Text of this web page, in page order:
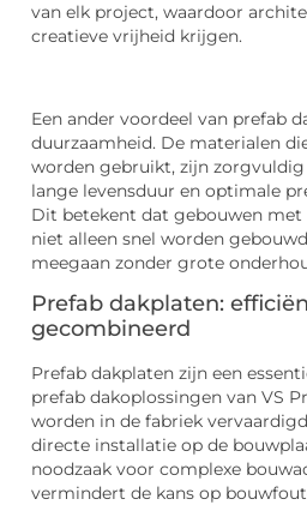
van elk project, waardoor
creatieve vrijheid krijgen.
Een ander voordeel van prefab
duurzaamheid. De materialen
worden gebruikt, zijn
lange levensduur en optimale
Dit betekent dat gebouwen met
niet alleen snel worden
meegaan zonder grote
Prefab dakplaten:
gecombineerd
Prefab dakplaten zijn een
prefab dakoplossingen van VS
worden in de fabriek
directe installatie op de
noodzaak voor complexe
vermindert de kans op